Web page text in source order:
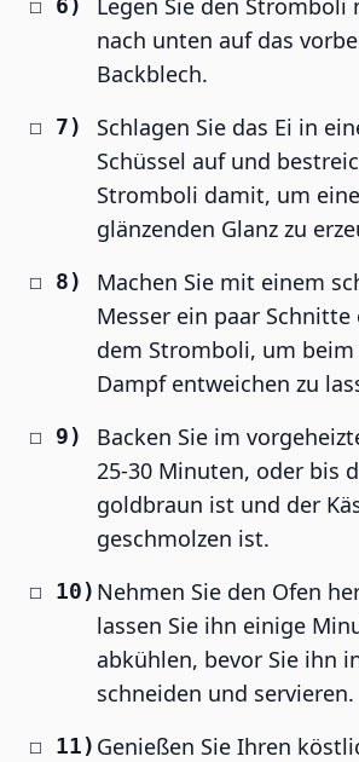
Legen Sie den
nach unten auf das
Backblech.
Schlagen Sie das Ei in
Schüssel auf und
Stromboli damit, um
glänzenden Glanz zu
Machen Sie mit einem
Messer ein paar Schnitte
dem Stromboli, um beim
Dampf entweichen zu
Backen Sie im
25-30 Minuten, oder bis
goldbraun ist und der
geschmolzen ist.
Nehmen Sie den Ofen
lassen Sie ihn einige
abkühlen, bevor Sie ihn
schneiden und servieren.
Genießen Sie Ihren